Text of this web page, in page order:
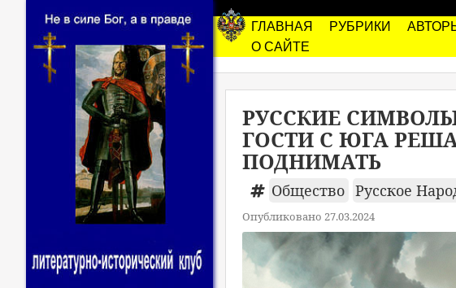
ГЛАВНАЯ РУБРИКИ
О САЙТЕ
РУССКИЕ
ГОСТИ С ЮГА
ПОДНИМАТЬ
Общество Русское
Опубликовано 27.03.2024